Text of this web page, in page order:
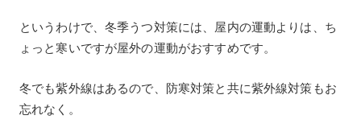
というわけで、冬季うつ対策には、屋内の運動よりは、ち
ょっと寒いですが屋外の運動がおすすめです。
冬でも紫外線はあるので、防寒対策と共に紫外線対策もお
忘れなく。